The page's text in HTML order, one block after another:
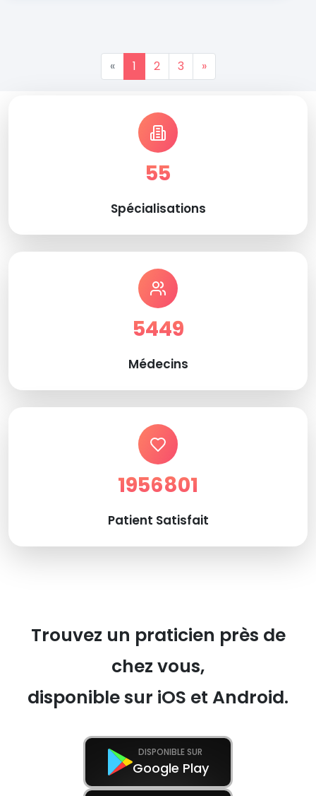
« 1 2 3 »
55
Spécialisations
5449
Médecins
1956801
Patient Satisfait
Trouvez un praticien près de
chez vous,
disponible sur iOS et Android.
DISPONIBLE SUR
Google Play